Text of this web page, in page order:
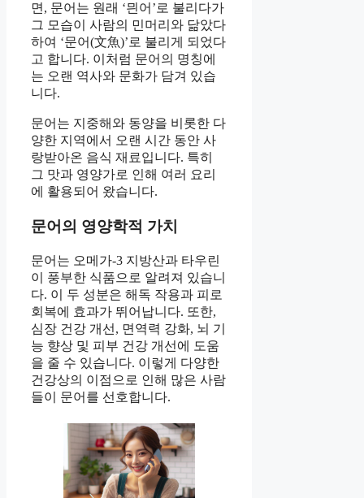
면, 문어는 원래 ‘믠어’로 불리다가
그 모습이 사람의 민머리와 닮았다
하여 ‘문어(文魚)’로 불리게 되었다
고 합니다. 이처럼 문어의 명칭에
는 오랜 역사와 문화가 담겨 있습
니다.
문어는 지중해와 동양을 비롯한 다
양한 지역에서 오랜 시간 동안 사
랑받아온 음식 재료입니다. 특히
그 맛과 영양가로 인해 여러 요리
에 활용되어 왔습니다.
문어의 영양학적 가치
문어는 오메가-3 지방산과 타우린
이 풍부한 식품으로 알려져 있습니
다. 이 두 성분은 해독 작용과 피로
회복에 효과가 뛰어납니다. 또한,
심장 건강 개선, 면역력 강화, 뇌 기
능 향상 및 피부 건강 개선에 도움
을 줄 수 있습니다. 이렇게 다양한
건강상의 이점으로 인해 많은 사람
들이 문어를 선호합니다.